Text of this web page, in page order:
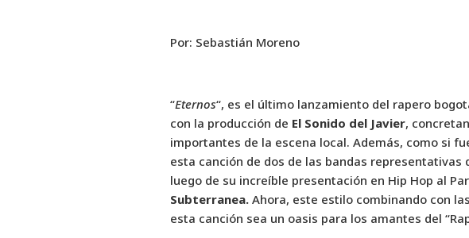
Por: Sebastián Moreno
“Eternos“, es el último lanzamiento del rapero
con la producción de El Sonido del Javier,
importantes de la escena local. Además, como si
esta canción de dos de las bandas representativas
luego de su increíble presentación en Hip Hop al
Subterranea. Ahora, este estilo combinando con
esta canción sea un oasis para los amantes del